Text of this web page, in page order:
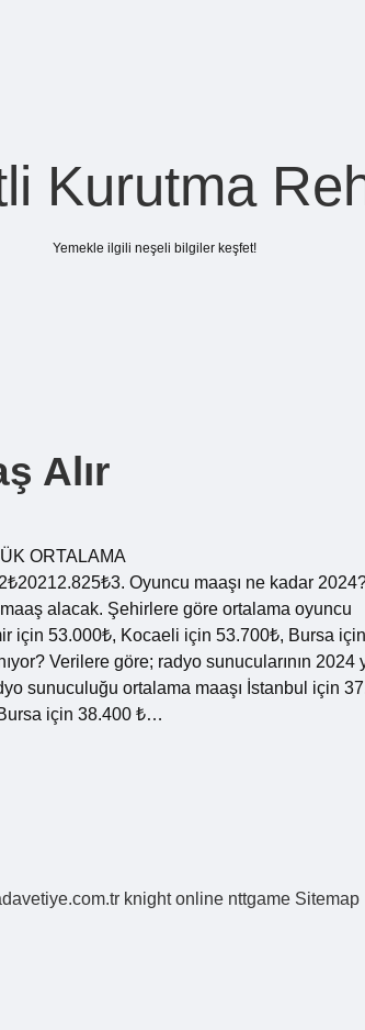
Kurutma
Yemekle ilgili neşeli bilgiler keşfet!
Alır
ORTALAMA
Oyuncu maaşı ne kadar
alacak. Şehirlere göre ortalama oyuncu
için 53.000₺, Kocaeli için 53.700₺, Bursa için
Verilere göre; radyo sunucularının 2024
sunuculuğu ortalama maaşı İstanbul için
için 38.400 ₺…
knight online nttgame Sitemap